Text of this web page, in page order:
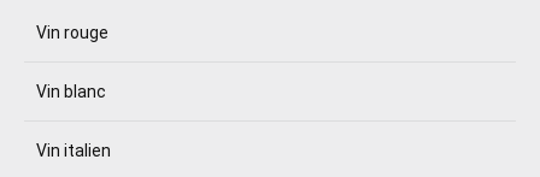
Vin rouge
Vin blanc
Vin italien